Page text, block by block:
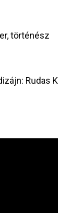
történész
Rudas